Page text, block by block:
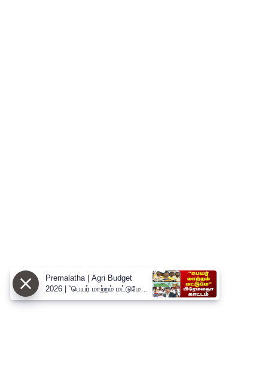
Premalatha | Agri Budget
2026 | “பெயர் மாற்றம் மட்டுமே” -
வேளாண் பட்ஜெட்டை சாடிய